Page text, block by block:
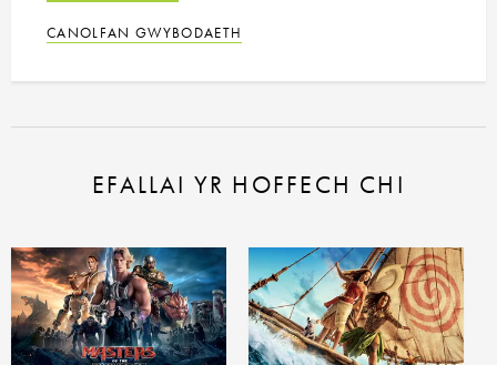
CANOLFAN GWYBODAETH
EFALLAI YR HOFFECH CHI